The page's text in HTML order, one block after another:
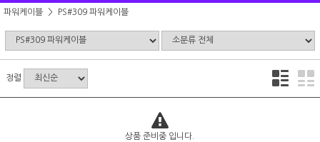
파워케이블 PS#309 파워케이블
정렬
상품 준비중 입니다.